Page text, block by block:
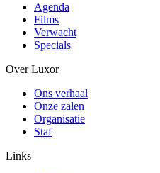
Agenda
Films
Verwacht
Specials
Over Luxor
Ons verhaal
Onze zalen
Organisatie
Staf
Links